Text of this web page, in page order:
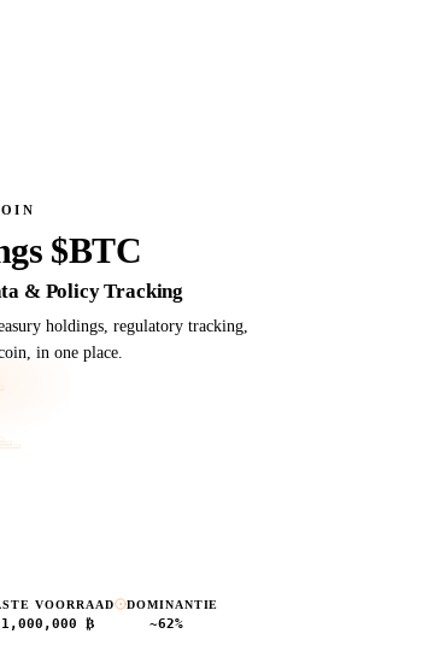
$BTC
& Policy Tracking
holdings, regulatory tracking,
in one place.
VOORRAAD
₿
DOMINANTIE
~62%